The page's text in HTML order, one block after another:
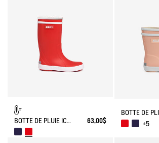
BOTTE DE PLUIE ICONIQUE LOLLY POP FOURRÉE 63,00$
+5